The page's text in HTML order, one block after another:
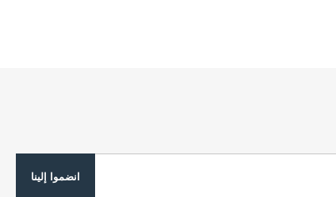
انضموا إلينا